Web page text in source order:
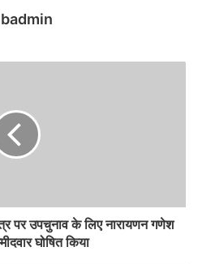
पर उपचुनाव के लिए नारायणन गणेश
घोषित किया